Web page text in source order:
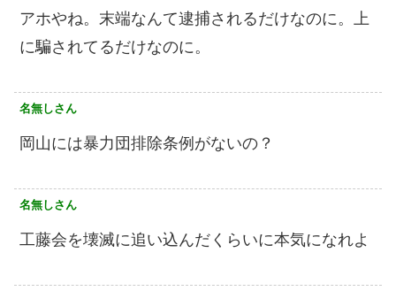
アホやね。末端なんて逮捕されるだけなのに。上
に騙されてるだけなのに。
名無しさん
岡山には暴力団排除条例がないの？
名無しさん
工藤会を壊滅に追い込んだくらいに本気になれよ